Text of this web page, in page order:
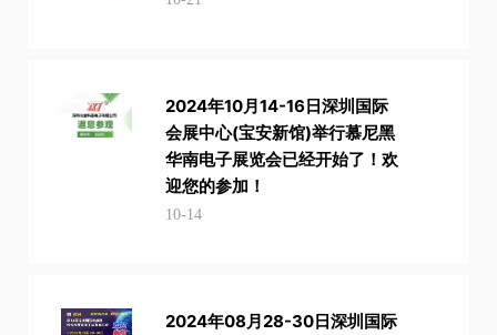
2024年10月14-16日深圳国际
会展中心(宝安新馆)举行慕尼黑
华南电子展览会已经开始了！欢
迎您的参加！
10-14
​2024年08月28-30日深圳国际